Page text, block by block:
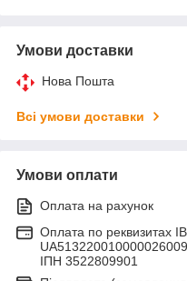
Умови доставки
Нова Пошта
Всі умови доставки
Умови оплати
Оплата на рахунок
Оплата по реквизитах
ІПН 3522809901